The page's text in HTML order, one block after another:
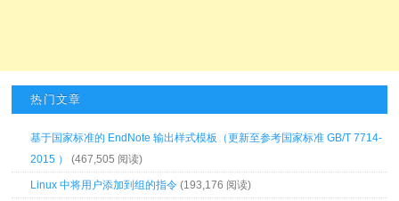
热门文章
基于国家标准的 EndNote 输出样式模板（更新至参考国家标准 GB/T 7714-
2015 ）
(467,505 阅读)
Linux 中将用户添加到组的指令 (193,176 阅读)